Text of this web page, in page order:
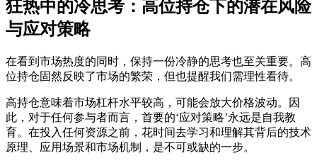
狂热中的冷思考：高位持仓下的潜在风险
与应对策略
在看到市场热度的同时，保持一份冷静的思考也至关重要。高
位持仓固然反映了市场的繁荣，但也提醒我们需理性看待。
高持仓意味着市场杠杆水平较高，可能会放大价格波动。因
此，对于任何参与者而言，首要的‘应对策略’永远是自我教
育。在投入任何资源之前，花时间去学习和理解其背后的技术
原理、应用场景和市场机制，是不可或缺的一步。